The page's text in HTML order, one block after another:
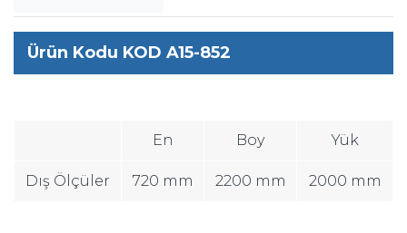
Ürün Kodu KOD A15-852
En Boy Yük
Dış Ölçüler 720 mm 2200 mm 2000 mm